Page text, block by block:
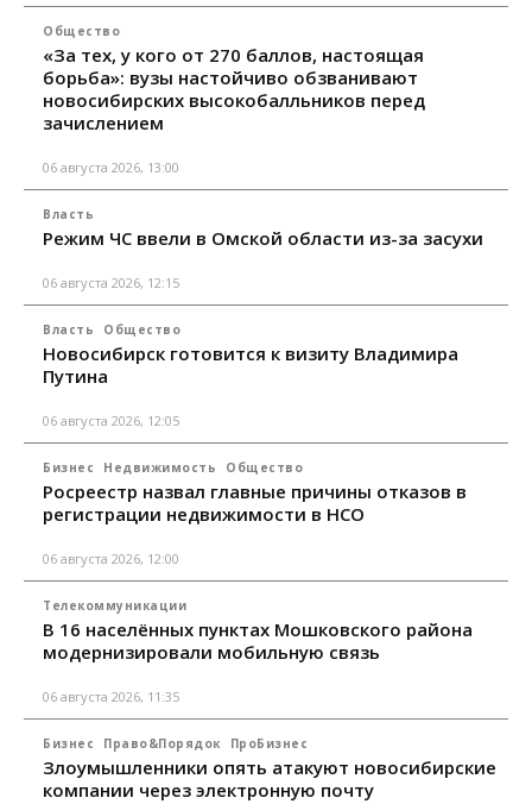
Общество
«За тех, у кого от 270 баллов, настоящая
борьба»: вузы настойчиво обзванивают
новосибирских высокобалльников перед
зачислением
06 августа 2026, 13:00
Власть
Режим ЧС ввели в Омской области из-за засухи
06 августа 2026, 12:15
Власть Общество
Новосибирск готовится к визиту Владимира
Путина
06 августа 2026, 12:05
Бизнес Недвижимость Общество
Росреестр назвал главные причины отказов в
регистрации недвижимости в НСО
06 августа 2026, 12:00
Телекоммуникации
В 16 населённых пунктах Мошковского района
модернизировали мобильную связь
06 августа 2026, 11:35
Бизнес Право&Порядок ПроБизнес
Злоумышленники опять атакуют новосибирские
компании через электронную почту